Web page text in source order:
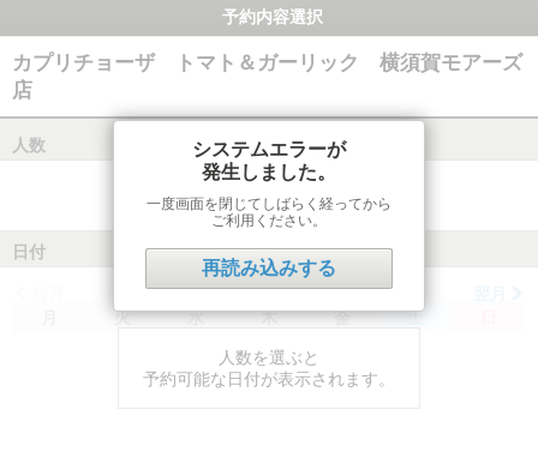
予約内容選択
カプリチョーザ トマト＆ガーリック 横須賀モアーズ
店
人数
日付
火 水 木 金 土
人数を選ぶと
予約可能な日付が表示されます。
システムエラーが
発生しました。
一度画面を閉じてしばらく経ってから
ご利用ください。
再読み込みする